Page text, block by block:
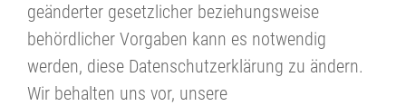
geänderter gesetzlicher beziehungsweise
behördlicher Vorgaben kann es notwendig
werden, diese Datenschutzerklärung zu ändern.
Wir behalten uns vor, unsere